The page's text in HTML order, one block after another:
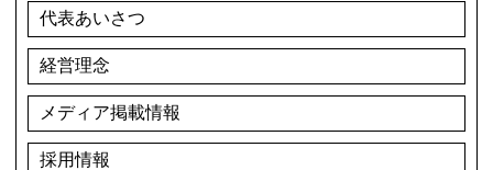
代表あいさつ
経営理念
メディア掲載情報
採用情報